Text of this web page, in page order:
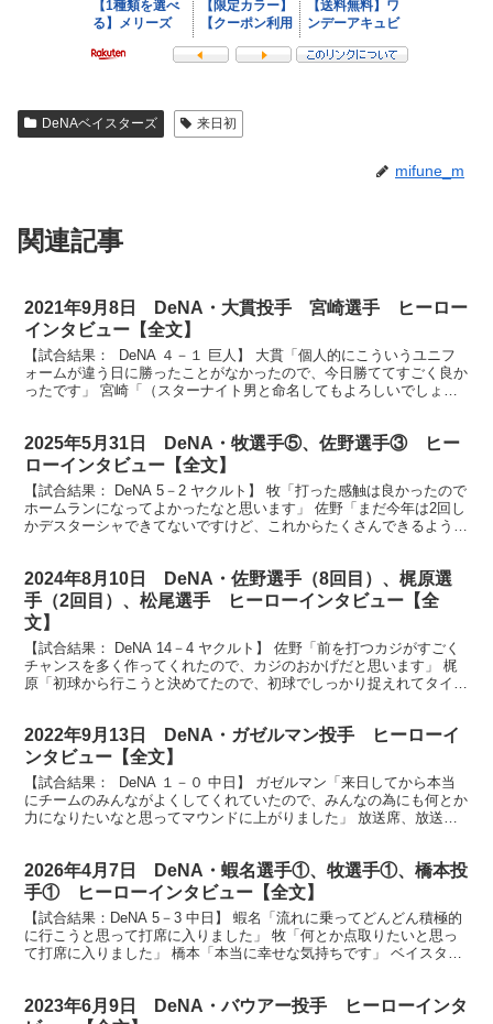
DeNAベイスターズ 来日初
mifune_m
関連記事
2021年9月8日 DeNA・大貫投手 宮崎選手 ヒーロー
インタビュー【全文】
【試合結果： DeNA ４－１ 巨人】 大貫「個人的にこういうユニフ
ォームが違う日に勝ったことがなかったので、今日勝ててすごく良か
ったです」 宮崎「（スターナイト男と命名してもよろしいでしょう
2025年5月31日 DeNA・牧選手⑤、佐野選手③ ヒー
ローインタビュー【全文】
【試合結果： DeNA 5－2 ヤクルト】 牧「打った感触は良かったので
ホームランになってよかったなと思います」 佐野「まだ今年は2回し
かデスターシャできてないですけど、これからたくさんできるように
2024年8月10日 DeNA・佐野選手（8回目）、梶原選
手（2回目）、松尾選手 ヒーローインタビュー【全
文】
【試合結果： DeNA 14－4 ヤクルト】 佐野「前を打つカジがすごく
チャンスを多く作ってくれたので、カジのおかげだと思います」 梶
原「初球から行こうと決めてたので、初球でしっかり捉えれてタイム
2022年9月13日 DeNA・ガゼルマン投手 ヒーローイ
ンタビュー【全文】
【試合結果： DeNA １－０ 中日】 ガゼルマン「来日してから本当
にチームのみんながよくしてくれていたので、みんなの為にも何とか
力になりたいなと思ってマウンドに上がりました」 放送席、放送
2026年4月7日 DeNA・蝦名選手①、牧選手①、橋本投
手① ヒーローインタビュー【全文】
【試合結果：DeNA 5－3 中日】 蝦名「流れに乗ってどんどん積極的
に行こうと思って打席に入りました」 牧「何とか点取りたいと思っ
て打席に入りました」 橋本「本当に幸せな気持ちです」 ベイスター
2023年6月9日 DeNA・バウアー投手 ヒーローインタ